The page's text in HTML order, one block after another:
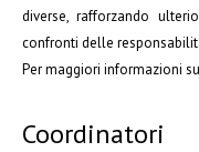
diverse, rafforzando
confronti delle
Per maggiori informazioni
Coordinatori